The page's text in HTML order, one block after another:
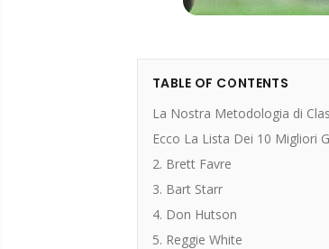
TABLE OF CONTENTS
La Nostra Metodologia di
Ecco La Lista Dei 10 Migliori
2. Brett Favre
3. Bart Starr
4. Don Hutson
5. Reggie White